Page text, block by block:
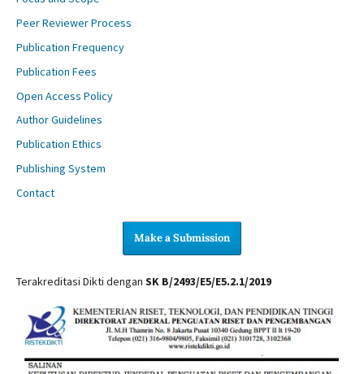
Peer Reviewer Process
Publication Frequency
Publication Fees
Open Access Policy
Author Guidelines
Publication Ethics
Publishing System
Contact
Make a Submission
Terakreditasi Dikti dengan SK B/2493/E5/E5.2.1/2019